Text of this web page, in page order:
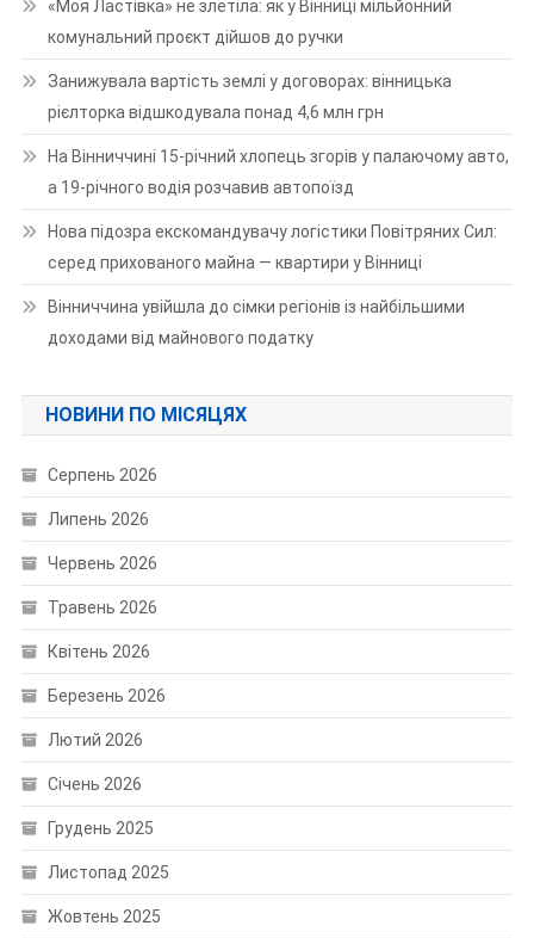
«Моя Ластівка» не злетіла: як у Вінниці мільйонний
комунальний проєкт дійшов до ручки
Занижувала вартість землі у договорах: вінницька
рієлторка відшкодувала понад 4,6 млн грн
На Вінниччині 15-річний хлопець згорів у палаючому авто,
а 19-річного водія розчавив автопоїзд
Нова підозра екскомандувачу логістики Повітряних Сил:
серед прихованого майна — квартири у Вінниці
Вінниччина увійшла до сімки регіонів із найбільшими
доходами від майнового податку
НОВИНИ ПО МІСЯЦЯХ
Серпень 2026
Липень 2026
Червень 2026
Травень 2026
Квітень 2026
Березень 2026
Лютий 2026
Січень 2026
Грудень 2025
Листопад 2025
Жовтень 2025